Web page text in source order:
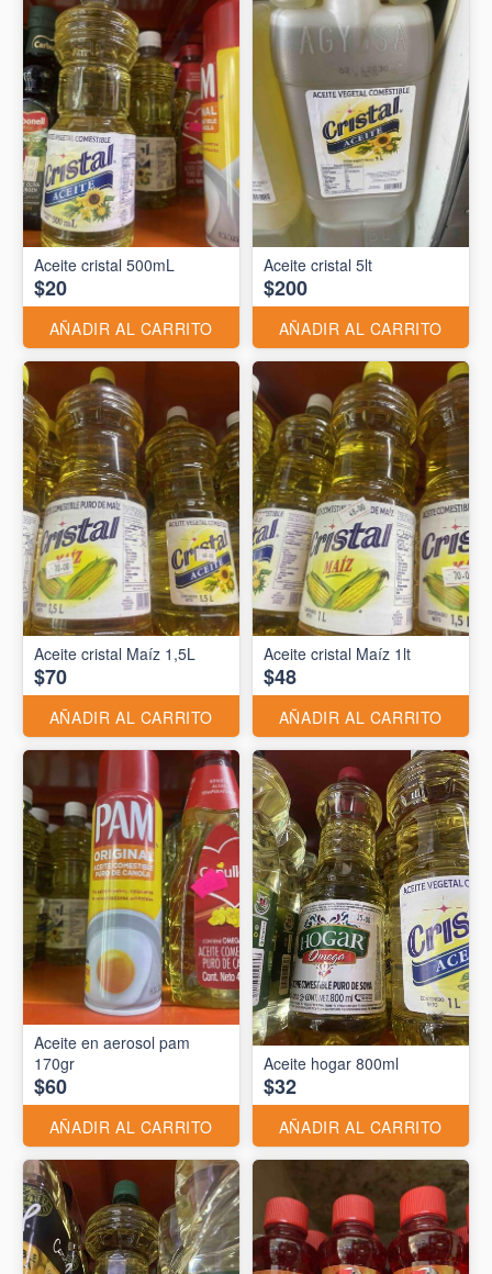
Aceite cristal 500mL
$20
AÑADIR AL CARRITO
Aceite cristal 5lt
$200
AÑADIR AL CARRITO
Aceite cristal Maíz 1,5L
$70
AÑADIR AL CARRITO
Aceite cristal Maíz 1lt
$48
AÑADIR AL CARRITO
Aceite en aerosol pam
170gr
$60
AÑADIR AL CARRITO
Aceite hogar 800ml
$32
AÑADIR AL CARRITO